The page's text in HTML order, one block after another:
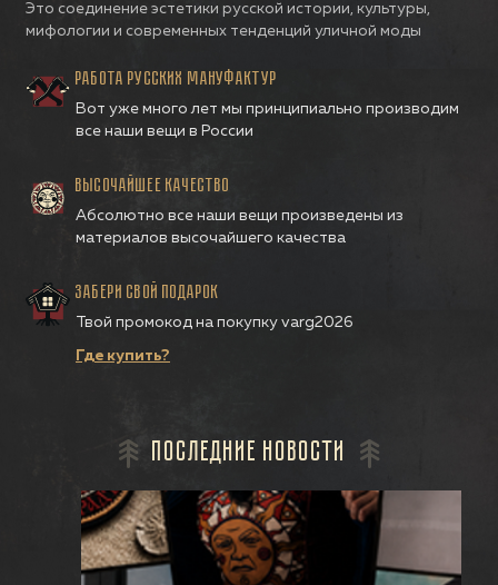
Это соединение эстетики русской истории, культуры,
мифологии и современных тенденций уличной моды
РАБОТА РУССКИХ МАНУФАКТУР
Вот уже много лет мы принципиально производим
все наши вещи в России
ВЫСОЧАЙШЕЕ КАЧЕСТВО
Абсолютно все наши вещи произведены из
материалов высочайшего качества
ЗАБЕРИ СВОЙ ПОДАРОК
Твой промокод на покупку varg2026
Где купить?
последние новости